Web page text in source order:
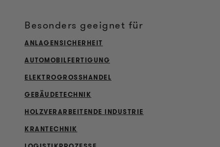
Besonders geeignet für
ANLAGENSICHERHEIT
AUTOMOBILFERTIGUNG
ELEKTROGROSSHANDEL
GEBÄUDETECHNIK
HOLZVERARBEITENDE INDUSTRIE
KRANTECHNIK